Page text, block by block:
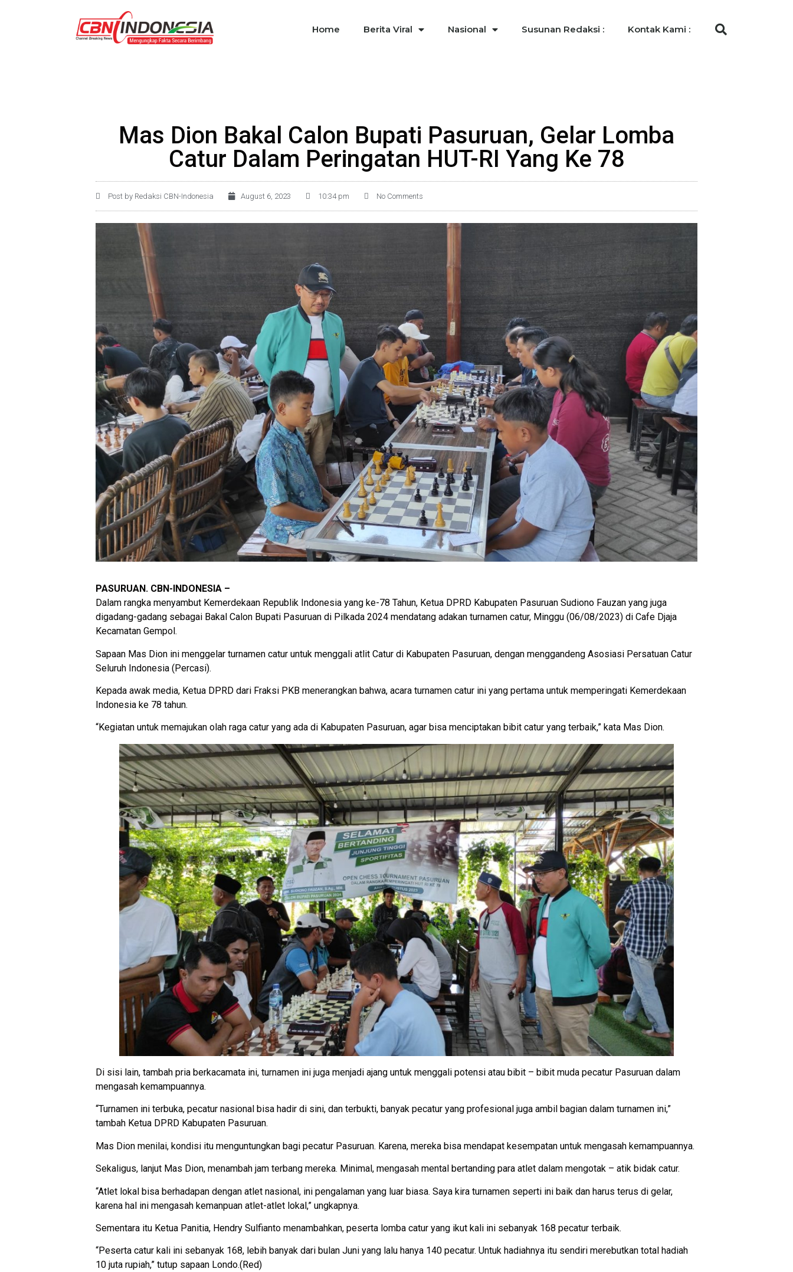
Home Berita Viral Nasional Susunan Redaksi : Kontak Kami :
Mas Dion Bakal Calon Bupati Pasuruan, Gelar Lomba
Catur Dalam Peringatan HUT-RI Yang Ke 78
Post by Redaksi CBN-Indonesia August 6, 2023 10:34 pm No Comments
PASURUAN. CBN-INDONESIA –
Dalam rangka menyambut Kemerdekaan Republik Indonesia yang ke-78 Tahun, Ketua DPRD Kabupaten Pasuruan Sudiono Fauzan yang juga
digadang-gadang sebagai Bakal Calon Bupati Pasuruan di Pilkada 2024 mendatang adakan turnamen catur, Minggu (06/08/2023) di Cafe Djaja
Kecamatan Gempol.
Sapaan Mas Dion ini menggelar turnamen catur untuk menggali atlit Catur di Kabupaten Pasuruan, dengan menggandeng Asosiasi Persatuan Catur
Seluruh Indonesia (Percasi).
Kepada awak media, Ketua DPRD dari Fraksi PKB menerangkan bahwa, acara turnamen catur ini yang pertama untuk memperingati Kemerdekaan
Indonesia ke 78 tahun.
“Kegiatan untuk memajukan olah raga catur yang ada di Kabupaten Pasuruan, agar bisa menciptakan bibit catur yang terbaik,” kata Mas Dion.
Di sisi lain, tambah pria berkacamata ini, turnamen ini juga menjadi ajang untuk menggali potensi atau bibit – bibit muda pecatur Pasuruan dalam
mengasah kemampuannya.
“Turnamen ini terbuka, pecatur nasional bisa hadir di sini, dan terbukti, banyak pecatur yang profesional juga ambil bagian dalam turnamen ini,”
tambah Ketua DPRD Kabupaten Pasuruan.
Mas Dion menilai, kondisi itu menguntungkan bagi pecatur Pasuruan. Karena, mereka bisa mendapat kesempatan untuk mengasah kemampuannya.
Sekaligus, lanjut Mas Dion, menambah jam terbang mereka. Minimal, mengasah mental bertanding para atlet dalam mengotak – atik bidak catur.
“Atlet lokal bisa berhadapan dengan atlet nasional, ini pengalaman yang luar biasa. Saya kira turnamen seperti ini baik dan harus terus di gelar,
karena hal ini mengasah kemanpuan atlet-atlet lokal,” ungkapnya.
Sementara itu Ketua Panitia, Hendry Sulfianto menambahkan, peserta lomba catur yang ikut kali ini sebanyak 168 pecatur terbaik.
“Peserta catur kali ini sebanyak 168, lebih banyak dari bulan Juni yang lalu hanya 140 pecatur. Untuk hadiahnya itu sendiri merebutkan total hadiah
10 juta rupiah,” tutup sapaan Londo.(Red)